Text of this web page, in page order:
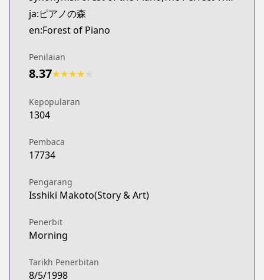
ja:ピアノの森
en:Forest of Piano
Penilaian
8.37★★★★
Kepopularan
1304
Pembaca
17734
Pengarang
Isshiki Makoto(Story & Art)
Penerbit
Morning
Tarikh Penerbitan
8/5/1998